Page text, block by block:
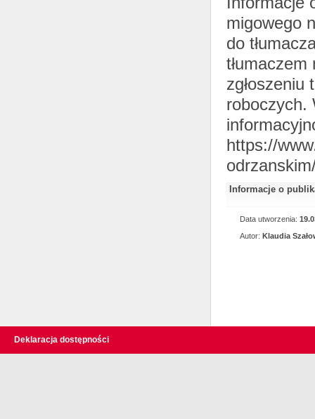
migowego
do
roboczych.
https://
Informacje o
Data utworzenia:
Autor: Klaudia
Deklaracja dostępności